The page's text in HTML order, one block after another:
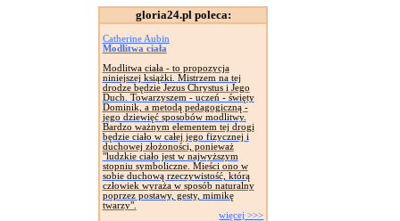
gloria24.pl poleca:
Catherine Aubin
Modlitwa ciała
Modlitwa ciała - to propozycja
niniejszej książki. Mistrzem na tej
drodze będzie Jezus Chrystus i Jego
Duch. Towarzyszem - uczeń - święty
Dominik, a metodą pedagogiczną -
jego dziewięć sposobów modlitwy.
Bardzo ważnym elementem tej drogi
będzie ciało w całej jego fizycznej i
duchowej złożoności, ponieważ
"ludzkie ciało jest w najwyższym
stopniu symboliczne. Mieści ono w
sobie duchową rzeczywistość, którą
człowiek wyraża w sposób naturalny
poprzez postawy, gesty, mimikę
twarzy".
więcej >>>